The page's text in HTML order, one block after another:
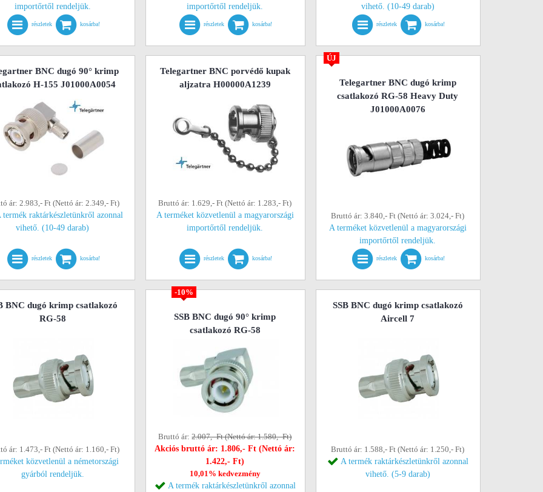
importőrtől rendeljük.
részletek kosárba!
importőrtől rendeljük.
részletek kosárba!
vihető. (10-49 darab)
részletek kosárba!
BNC dugó 90° krimp
H-155 J01000A0054
ár: 2.983,- Ft (Nettó ár: 2.349,- Ft)
termék raktárkészletünkről azonnal
vihető. (10-49 darab)
részletek kosárba!
Telegartner BNC porvédő kupak
aljzatra H00000A1239
Bruttó ár: 1.629,- Ft (Nettó ár: 1.283,- Ft)
A terméket közvetlenül a magyarországi
importőrtől rendeljük.
részletek kosárba!
ÚJ
Telegartner BNC dugó krimp
csatlakozó RG-58 Heavy Duty
J01000A0076
Bruttó ár: 3.840,- Ft (Nettó ár: 3.024,- Ft)
A terméket közvetlenül a magyarországi
importőrtől rendeljük.
részletek kosárba!
BNC dugó krimp csatlakozó
RG-58
ár: 1.473,- Ft (Nettó ár: 1.160,- Ft)
közvetlenül a németországi
gyárból rendeljük.
-10%
SSB BNC dugó 90° krimp
csatlakozó RG-58
Bruttó ár:2.007,- Ft (Nettó ár: 1.580,- Ft)
Akciós bruttó ár: 1.806,- Ft (Nettó ár:
1.422,- Ft)
10,01% kedvezmény
A termék raktárkészletünkről azonnal
SSB BNC dugó krimp csatlakozó
Aircell 7
Bruttó ár: 1.588,- Ft (Nettó ár: 1.250,- Ft)
A termék raktárkészletünkről azonnal
vihető. (5-9 darab)